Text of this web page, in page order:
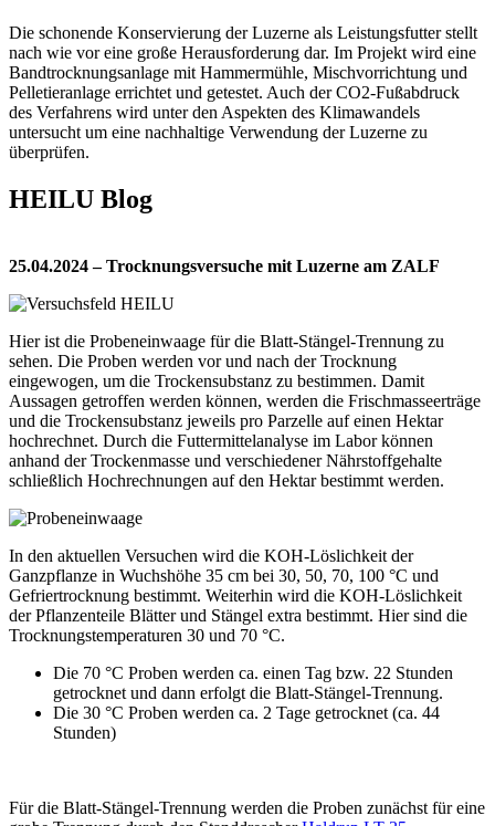
Die schonende Konservierung der Luzerne als Leistungsfutter stellt
nach wie vor eine große Herausforderung dar. Im Projekt wird eine
Bandtrocknungsanlage mit Hammermühle, Mischvorrichtung und
Pelletieranlage errichtet und getestet. Auch der CO2-Fußabdruck
des Verfahrens wird unter den Aspekten des Klimawandels
untersucht um eine nachhaltige Verwendung der Luzerne zu
überprüfen.
HEILU Blog
25.04.2024 – Trocknungsversuche mit Luzerne am ZALF
Hier ist die Probeneinwaage für die Blatt-Stängel-Trennung zu
sehen. Die Proben werden vor und nach der Trocknung
eingewogen, um die Trockensubstanz zu bestimmen. Damit
Aussagen getroffen werden können, werden die Frischmasseerträge
und die Trockensubstanz jeweils pro Parzelle auf einen Hektar
hochrechnet. Durch die Futtermittelanalyse im Labor können
anhand der Trockenmasse und verschiedener Nährstoffgehalte
schließlich Hochrechnungen auf den Hektar bestimmt werden.
In den aktuellen Versuchen wird die KOH-Löslichkeit der
Ganzpflanze in Wuchshöhe 35 cm bei 30, 50, 70, 100 °C und
Gefriertrocknung bestimmt. Weiterhin wird die KOH-Löslichkeit
der Pflanzenteile Blätter und Stängel extra bestimmt. Hier sind die
Trocknungstemperaturen 30 und 70 °C.
Die 70 °C Proben werden ca. einen Tag bzw. 22 Stunden
getrocknet und dann erfolgt die Blatt-Stängel-Trennung.
Die 30 °C Proben werden ca. 2 Tage getrocknet (ca. 44
Stunden)
Für die Blatt-Stängel-Trennung werden die Proben zunächst für eine